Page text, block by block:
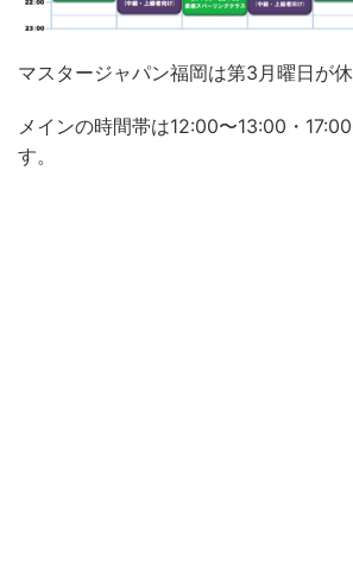
マスタージャパン福岡は第3月曜日が休
メインの時間帯は12:00〜13:00・
す。